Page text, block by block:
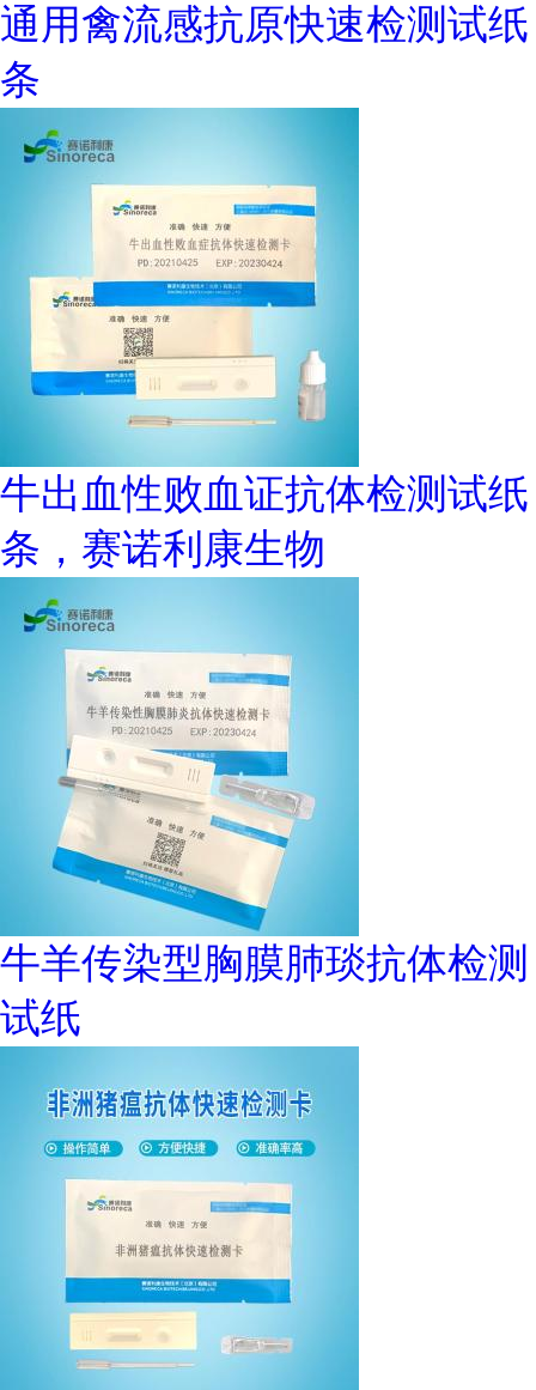
通用禽流感抗原快速检测试纸
条
牛出血性败血证抗体检测试纸
条，赛诺利康生物
牛羊传染型胸膜肺琰抗体检测
试纸